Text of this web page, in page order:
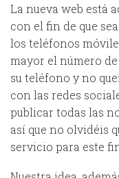
La nueva web está
con el fin de que
los teléfonos
mayor el número
su teléfono y no
con las redes
publicar todas las
así que no olvidéis
servicio para este